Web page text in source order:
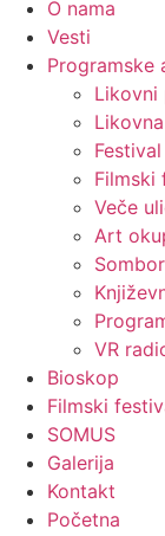
O nama
Vesti
Programske
Likovni
Filmski
Veče
Art
VR
Bioskop
Filmski
SOMUS
Galerija
Kontakt
Početna